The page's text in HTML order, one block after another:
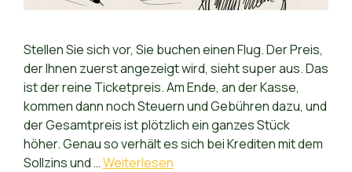
Stellen Sie sich vor, Sie buchen einen Flug. Der Preis,
der Ihnen zuerst angezeigt wird, sieht super aus. Das
ist der reine Ticketpreis. Am Ende, an der Kasse,
kommen dann noch Steuern und Gebühren dazu, und
der Gesamtpreis ist plötzlich ein ganzes Stück
höher. Genau so verhält es sich bei Krediten mit dem
Sollzins und …Weiterlesen